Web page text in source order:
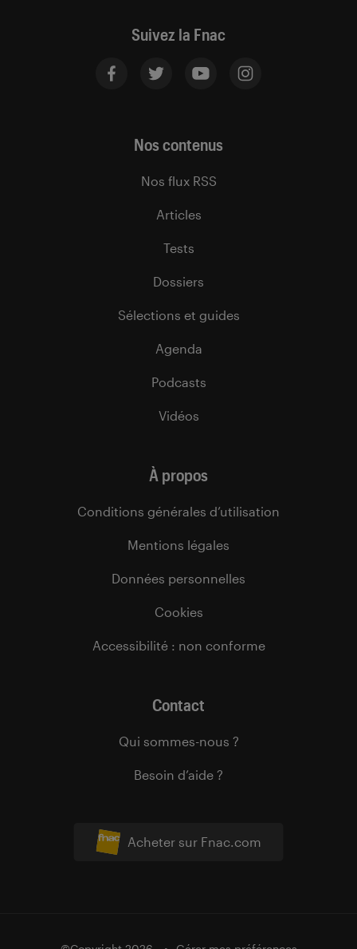
Suivez la Fnac
Acheter sur Fnac.com
Nos contenus
Nos flux RSS
Articles
Tests
Dossiers
Sélections et guides
Agenda
Podcasts
Vidéos
À propos
Conditions générales d’utilisation
Mentions légales
Données personnelles
Cookies
Accessibilité : non conforme
Contact
Qui sommes-nous ?
Besoin d’aide ?